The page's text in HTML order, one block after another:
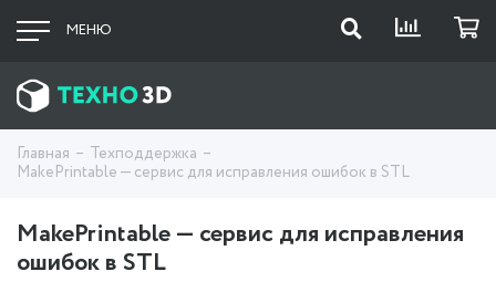
МЕНЮ
Главная
Техподдержка
MakePrintable — сервис для исправления ошибок в STL
MakePrintable — сервис для исправления
ошибок в STL